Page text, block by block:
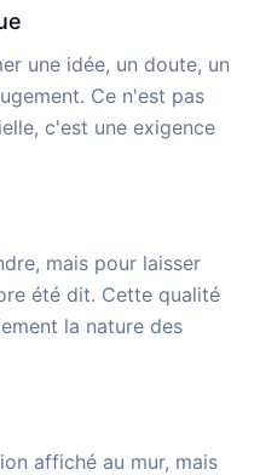
une idée, un doute, un
Ce n'est pas
c'est une exigence
mais pour laisser
été dit. Cette qualité
la nature des
affiché au mur, mais